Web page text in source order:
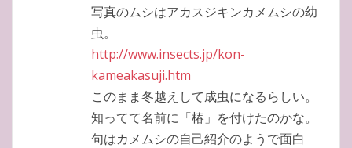
写真のムシはアカスジキンカメムシの幼
虫。
http://www.insects.jp/kon-
kameakasuji.htm
このまま冬越えして成虫になるらしい。
知ってて名前に「椿」を付けたのかな。
句はカメムシの自己紹介のようで面白